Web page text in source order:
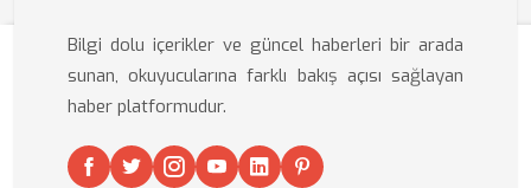
Bilgi dolu içerikler ve güncel haberleri bir arada
sunan, okuyucularına farklı bakış açısı sağlayan
haber platformudur.